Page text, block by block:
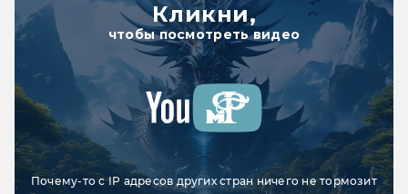
Кликни,
чтобы посмотреть видео
Почему-то с IP адресов других стран ничего не тормозит